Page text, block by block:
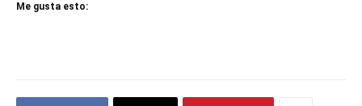
Me gusta esto: